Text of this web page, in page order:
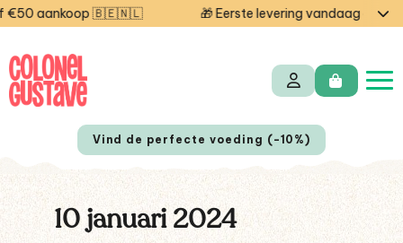
€50 aankoop 🇧🇪🇳🇱 🎁 Eerste levering vandaag gratis
Vind de perfecte voeding (-10%)
10 januari 2024